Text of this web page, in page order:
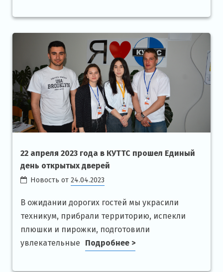
22 апреля 2023 года в КУТТС прошел Единый
день открытых дверей
Новость от24.04.2023
В ожидании дорогих гостей мы украсили
техникум, прибрали территорию, испекли
плюшки и пирожки, подготовили
увлекательные
Подробнее >